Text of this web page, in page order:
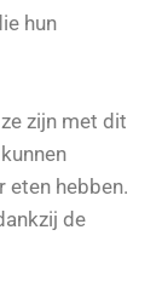
hun
zijn met dit
eten hebben.
de